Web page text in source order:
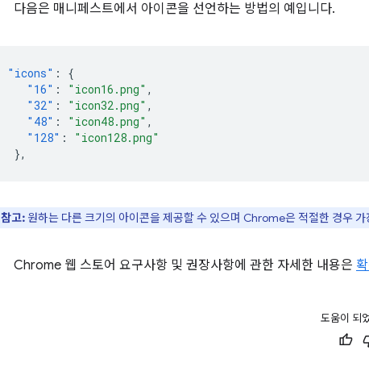
다음은 매니페스트에서 아이콘을 선언하는 방법의 예입니다.
"icons" :
{
"16" : "icon16.png" ,
"32" : "icon32.png" ,
"48" : "icon48.png" ,
"128" :
"icon128.png"
},
참고: 원하는 다른 크기의 아이콘을 제공할 수 있으며 Chrome은 적절한 경우
Chrome 웹 스토어 요구사항 및 권장사항에 관한 자세한 내용은
도움이 되